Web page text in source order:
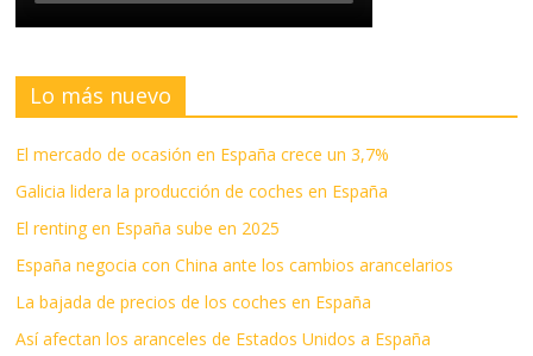
Lo más nuevo
El mercado de ocasión en España crece un 3,7%
Galicia lidera la producción de coches en España
El renting en España sube en 2025
España negocia con China ante los cambios arancelarios
La bajada de precios de los coches en España
Así afectan los aranceles de Estados Unidos a España